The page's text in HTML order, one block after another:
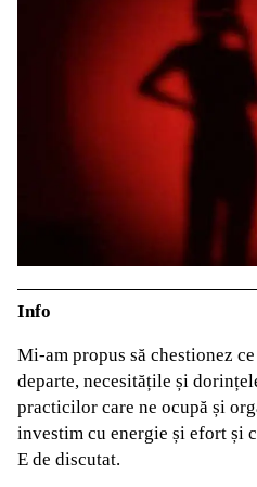
Info
Mi-am propus să chestionez
departe, necesitățile și
practicilor care ne ocupă și
investim cu energie și efort și
E de discutat.